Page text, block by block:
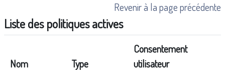
Revenir à la page précédente
Liste des politiques actives
Nom Type
Consentement
utilisateur